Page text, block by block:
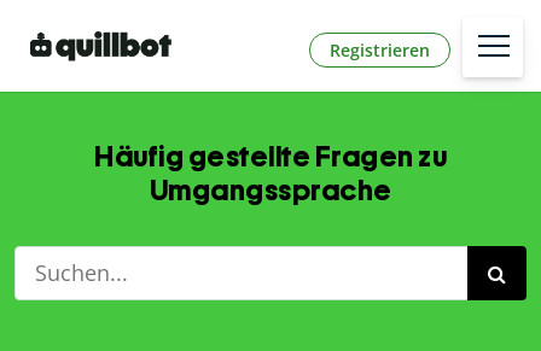
Registrieren
Häufig gestellte Fragen zu
Umgangssprache